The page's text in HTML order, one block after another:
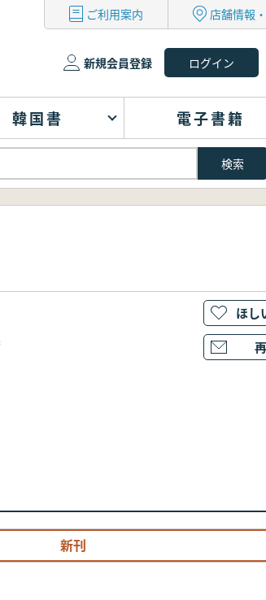
ご利用案内 店舗情報
新規会員登録
韓国書 電子書籍
新刊
ほし